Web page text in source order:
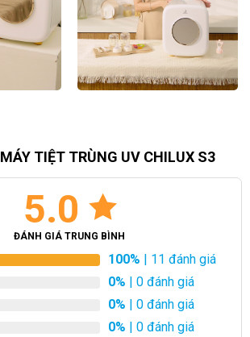
MÁY TIỆT TRÙNG UV CHILUX S3
5.0
ĐÁNH GIÁ TRUNG BÌNH
100% | 11 đánh giá
0% | 0 đánh giá
0% | 0 đánh giá
0% | 0 đánh giá